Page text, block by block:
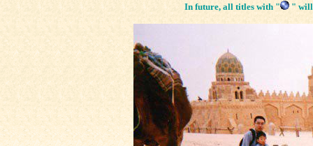
In future, all titles with "
" will